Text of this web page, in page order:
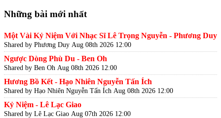
Những bài mới nhất
Một Vài Kỷ Niệm Với Nhạc Sĩ Lê Trọng Nguyễn - Phương Duy
Shared by Phương Duy Aug 08th 2026 12:00
Ngược Dòng Phù Du - Ben Oh
Shared by Ben Oh Aug 08th 2026 12:00
Hương Bồ Kết - Hạo Nhiên Nguyễn Tấn Ích
Shared by Hạo Nhiên Nguyễn Tấn Ích Aug 08th 2026 12:00
Kỷ Niệm - Lê Lạc Giao
Shared by Lê Lạc Giao Aug 07th 2026 12:00